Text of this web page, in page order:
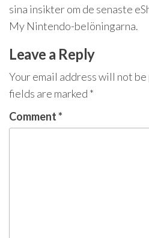
sina insikter om de senaste
My Nintendo-belöningarna.
Leave a Reply
Your email address will not
fields are marked *
Comment*